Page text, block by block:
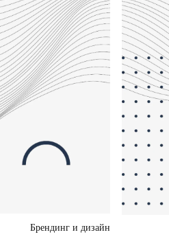
Брендинг и дизайн